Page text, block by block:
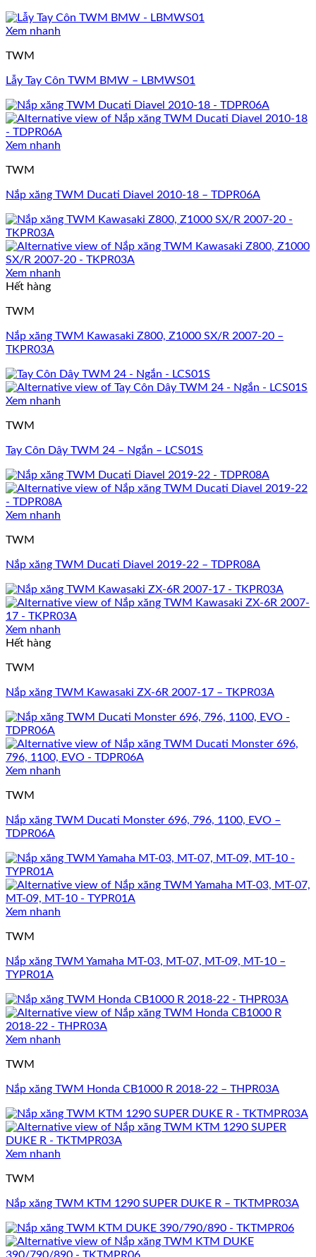
Xem nhanh
TWM
Lẫy Tay Côn TWM BMW – LBMWS01
Xem nhanh
TWM
Nắp xăng TWM Ducati Diavel 2010-18 – TDPR06A
Xem nhanh
Hết hàng
TWM
Nắp xăng TWM Kawasaki Z800, Z1000 SX/R 2007-20 –
TKPR03A
Xem nhanh
TWM
Tay Côn Dây TWM 24 – Ngắn – LCS01S
Xem nhanh
TWM
Nắp xăng TWM Ducati Diavel 2019-22 – TDPR08A
Xem nhanh
Hết hàng
TWM
Nắp xăng TWM Kawasaki ZX-6R 2007-17 – TKPR03A
Xem nhanh
TWM
Nắp xăng TWM Ducati Monster 696, 796, 1100, EVO –
TDPR06A
Xem nhanh
TWM
Nắp xăng TWM Yamaha MT-03, MT-07, MT-09, MT-10 –
TYPR01A
Xem nhanh
TWM
Nắp xăng TWM Honda CB1000 R 2018-22 – THPR03A
Xem nhanh
TWM
Nắp xăng TWM KTM 1290 SUPER DUKE R – TKTMPR03A